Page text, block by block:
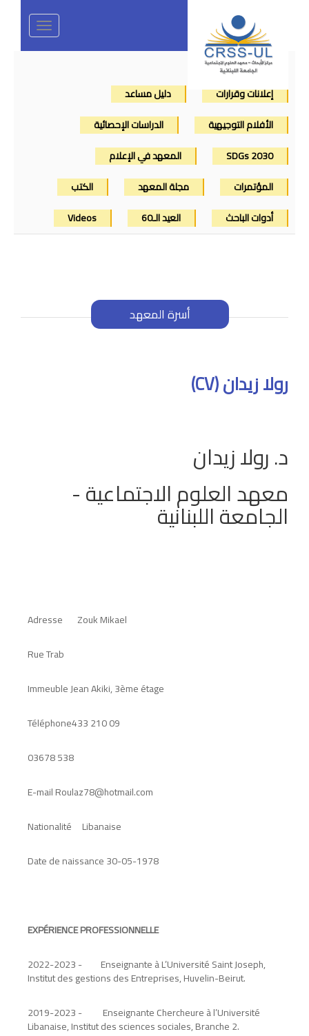
Toggle
navigation
إعلانات وقرارات
دليل مساعد
الأفلام التوجيهية
الدراسات الإحصائية
SDGs 2030
المعهد في الإعلام
المؤتمرات
مجلة المعهد
الكتب
أدوات الباحث
العيد الـ60 Videos
أسرة المعهد
رولا زيدان (CV)
د. رولا زيدان
معهد العلوم الاجتماعية -
الجامعة اللبنانية
Adresse Zouk Mikael
Rue Trab
Immeuble Jean Akiki, 3ème étage
Téléphone
03
E-mail Roulaz78@hotmail.com
Nationalité Libanaise
Date de naissance
EXPÉRIENCE PROFESSIONNELLE
2022-2023- Enseignante à L’Université Saint Joseph,
Institut des gestions des Entreprises, Huvelin-Beirut.
2019-2023- Enseignante Chercheure à l’Université
Libanaise, Institut des sciences sociales, Branche 2.